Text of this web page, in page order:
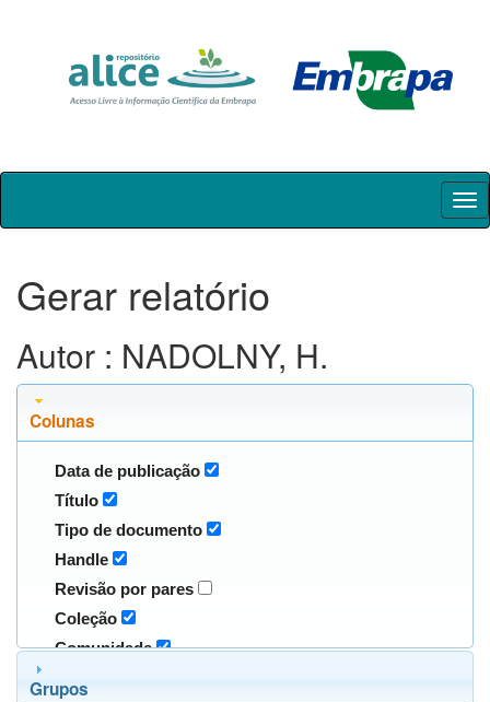
Skip
Gerar relatório
Autor : NADOLNY, H.
Colunas
Data de publicação
Título
Tipo de documento
Handle
Revisão por pares
Coleção
Comunidade
Grupos